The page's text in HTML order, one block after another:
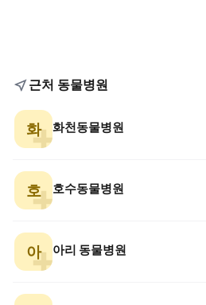
근처 동물병원
화 화천동물병원
호 호수동물병원
아 아리 동물병원